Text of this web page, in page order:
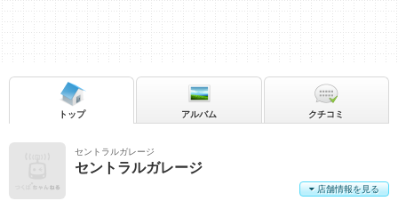
セントラルガレージ
セントラルガレージ
店舗情報を見る
トップ アルバム クチコミ